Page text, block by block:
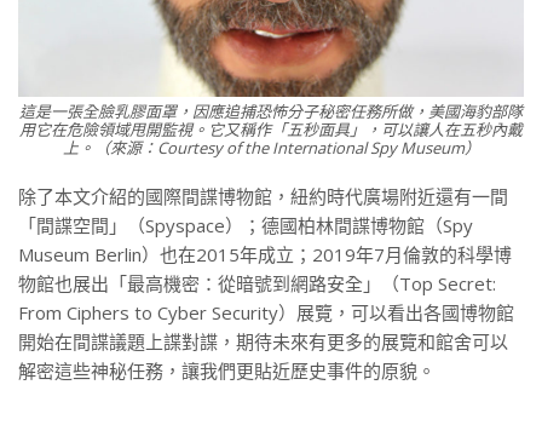
這是一張全臉乳膠面罩，因應追捕恐怖分子秘密任務所做，美國海豹部隊
用它在危險領域甩開監視。它又稱作「五秒面具」，可以讓人在五秒內戴
上。（來源：Courtesy of the International Spy Museum）
除了本文介紹的國際間諜博物館，紐約時代廣場附近還有一間
「間諜空間」（Spyspace）；德國柏林間諜博物館（Spy
Museum Berlin）也在2015年成立；2019年7月倫敦的科學博
物館也展出「最高機密：從暗號到網路安全」（Top Secret:
From Ciphers to Cyber Security）展覽，可以看出各國博物館
開始在間諜議題上諜對諜，期待未來有更多的展覽和館舍可以
解密這些神秘任務，讓我們更貼近歷史事件的原貌。